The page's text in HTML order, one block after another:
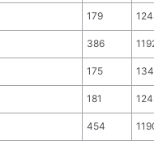
179
386
175
181
454